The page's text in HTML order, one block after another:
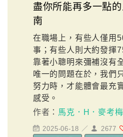
盡你所能再多一點
南
在職場上，有些人僅用
事；有些人則大約發揮
靠著小聰明來彌補沒有
唯一的問題在於，我們
努力時，才能體會最充
感受。
作者： 馬克．H．麥考
2025-06-18 ／ 2677